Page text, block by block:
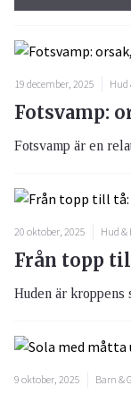
19 december, 2025 Hud
Fotsvamp:
Fotsvamp är en
20 oktober, 2025 Hud &
Från topp
Huden är kroppens
9 oktober, 2025 Barn &